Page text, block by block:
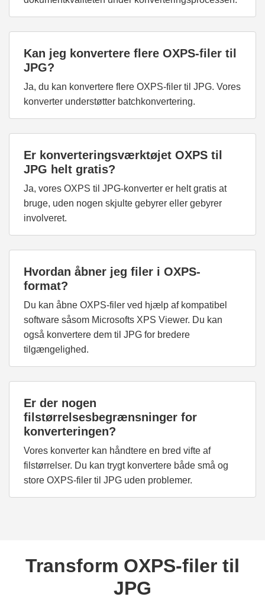
Kan jeg konvertere flere OXPS-filer til
JPG?
Ja, du kan konvertere flere OXPS-filer til JPG. Vores
konverter understøtter batchkonvertering.
Er konverteringsværktøjet OXPS til
JPG helt gratis?
Ja, vores OXPS til JPG-konverter er helt gratis at
bruge, uden nogen skjulte gebyrer eller gebyrer
involveret.
Hvordan åbner jeg filer i OXPS-
format?
Du kan åbne OXPS-filer ved hjælp af kompatibel
software såsom Microsofts XPS Viewer. Du kan
også konvertere dem til JPG for bredere
tilgængelighed.
Er der nogen
filstørrelsesbegrænsninger for
konverteringen?
Vores konverter kan håndtere en bred vifte af
filstørrelser. Du kan trygt konvertere både små og
store OXPS-filer til JPG uden problemer.
Transform OXPS-filer til
JPG